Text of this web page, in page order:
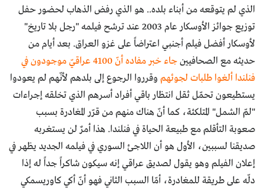
الذي لم يتوقعه من أبناء بلده.. هو الذي رفض الذهاب لحضور حفل
توزيع جوائز الأوسكار عام 2003 عند ترشح فيلمه "رجل بلا تاريخ"
لأوسكار أفضل فيلم أجنبي اعتراضاً على غزو العراق. بعد أيام من
حديثه مع الصحافيين
جاء خبر مفاده أنّ 4100 عراقيّ موجودون في
فنلندا ألغوا طلبات لجوئهم وقرروا الرجوع إلى بلدهم لأنّهم لم يعودوا
يستطيعون تحمّل ثقل انتظار باقي أفراد أسرهم الذي تخلقه إجراءات
"لمّ الشمل" المتلكئة، كما أنّ هناك منهم من قرّر المغادرة بسبب
صعوبة التأقلم مع طبيعة الحياة في فنلندا. هذا أمرٌ لن يستغربه
صديقنا لسببين، الأول هو أن اللاجئ السوري في فيلمه الجديد يظهر في
إعلان الفيلم وهو يقول لصديق عراقي إنه سيكون شاكراً جداً له إذا
دلّه على طريقة للمغادرة، أمّا السبب الثاني فهو أنّ أكي كاوريسمكي